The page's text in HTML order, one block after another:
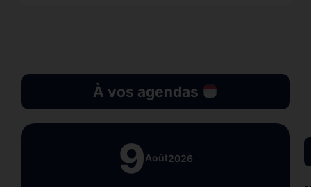
À vos agendas
9Août2026